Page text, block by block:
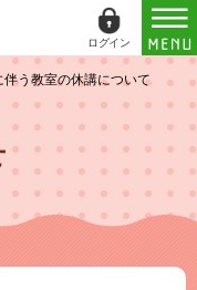
ログイン
う教室の休講について